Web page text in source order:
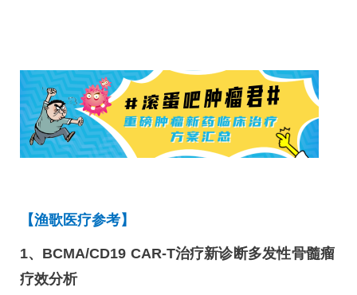
【渔歌医疗参考】
1、BCMA/CD19 CAR-T治疗新诊断多发性骨髓瘤
疗效分析